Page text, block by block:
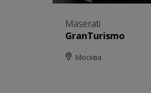
Maserati
GranTurismo
Москва